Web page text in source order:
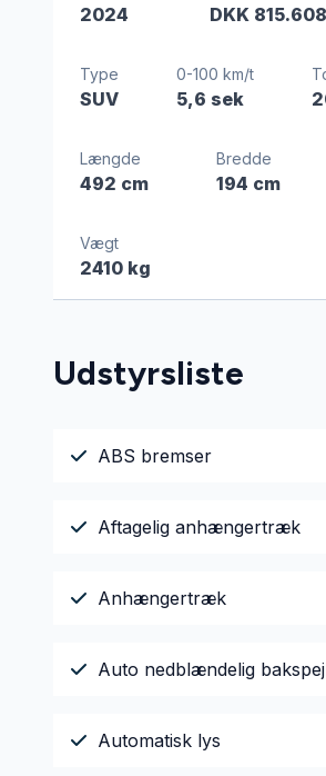
2024 DKK
Type
SUV
0-100 km/t
5,6 sek
Længde
492 cm
Bredde
194 cm
Vægt
2410 kg
Udstyrsliste
ABS bremser
Aftagelig anhængertræk
Anhængertræk
Auto nedblændelig
Automatisk lys